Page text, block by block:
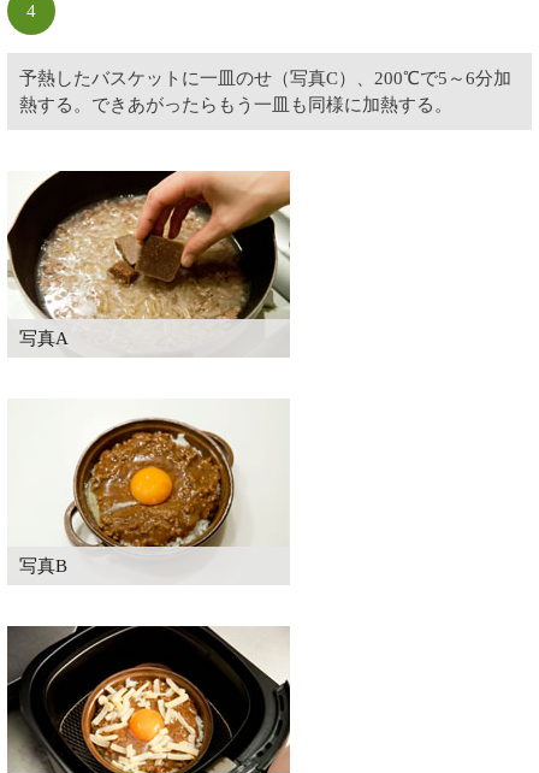
4
予熱したバスケットに一皿のせ（写真C）、200℃で5～6分加
熱する。できあがったらもう一皿も同様に加熱する。
写真A
写真B